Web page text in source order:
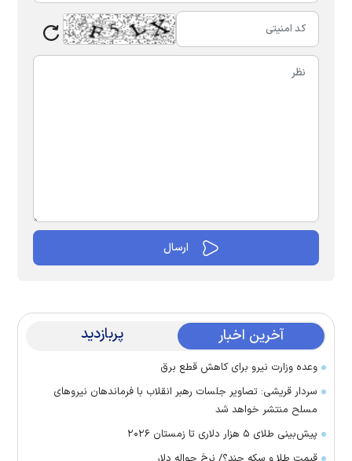
آخرین اخبار پربازدید
وعده وزارت نیرو برای کاهش قطع برق
سردار قریشی: تصاویر جلسات رهبر انقلاب با فرماندهان نیرو‌های
مسلح منتشر خواهد شد
پیش‌بینی طلای ۵ هزار دلاری تا زمستان ۲۰۲۶